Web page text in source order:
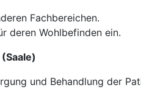
Fachbereichen.
deren Wohlbefinden ein.
und Behandlung der